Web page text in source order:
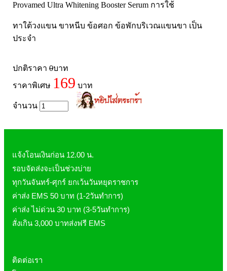
Provamed Ultra Whitening Booster Serum การใช้
ทาใต้วงแขน ขาหนีบ ข้อศอก ข้อพักบริเวณแขนขา เป็น
ประจำ
ปกติราคา0บาท
ราคาพิเศษ 169 บาท
จำนวน
แจ้งโอนเงินก่อน 12.00 น.
รอบจัดส่งจะเป็นช่วงบ่าย
ทุกวันจันทร์-ศุกร์ ยกเว้นวันหยุดราชการ
ค่าส่ง EMS 50 บาท (1-2วันทำการ)
ค่าส่ง ไม่ด่วน 30 บาท (3-5วันทำการ)
สั่งเกิน 3,000 บาทส่งฟรี EMS
ติดต่อเรา